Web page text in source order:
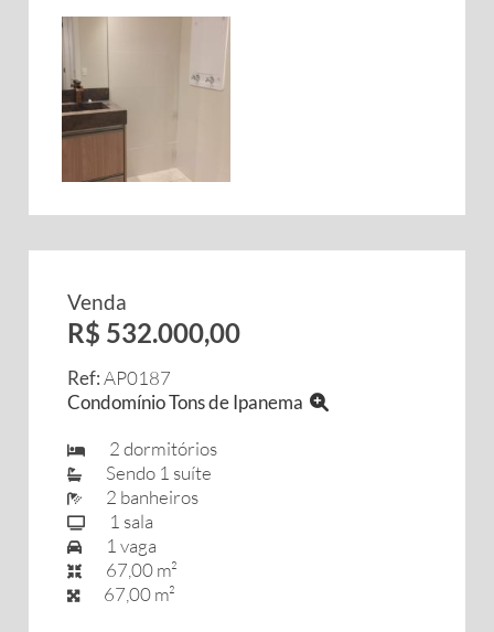
Venda
R$ 532.000,00
Ref:AP0187
Condomínio Tons de Ipanema
2 dormitórios
Sendo 1 suíte
2 banheiros
1 sala
1 vaga
67,00 m²
67,00 m²